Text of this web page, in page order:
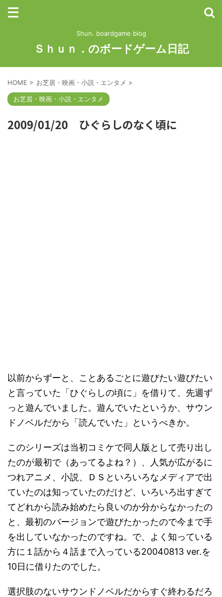
Shun. boardgame blog
Ｓｈｕｎ．のボードゲーム日記
HOME > お芝居・映画・小説・エンタメ >
お芝居・映画・小説・エンタメ
2009/01/20 ひぐらしのなく頃に
以前からずーと、ことあるごとに遊びたい遊びたい
と言っていた「ひぐらしの頃に」を借りて、先週ず
っと遊んでいました。遊んでいたというか、サウン
ドノベルだから「読んでいた」というべきか。
このシリーズは当初コミケで同人版として売り出し
たのが最初で（あってるよね？）、人気が広がるに
つれアニメ、小説、ＤＳといろいろなメディアで出
ていたのは知っていたのだけど、いろいろ出すぎて
てどれから読み始めたら良いのか分からなかったの
と、最初のバージョンで遊びたかったので今まで手
を出していなかったのですね。で、よく知っている
方に１話から４話まで入っている20040813 ver.を
10日に借りたのでした。
選択肢のないサウンドノベルだからすぐ終わるだろ